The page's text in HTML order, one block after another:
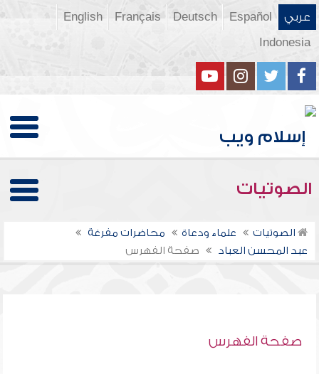
عربي Español
Deutsch
Français
English
Indonesia
الصوتيات
الصوتيات علماء ودعاة
محاضرات مفرغة
عبد المحسن العباد
صفحة الفهرس
صفحة الفهرس